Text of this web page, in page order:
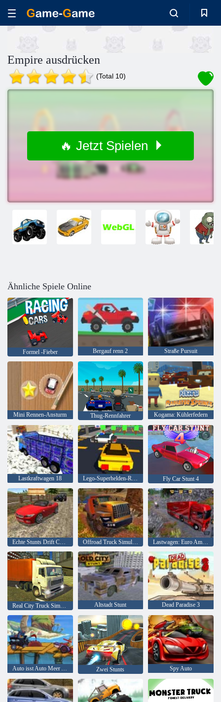
Empire ausdrücken
(Total 10)
🔥 Jetzt Spielen
Ähnliche Spiele Online
Formel -Fieber Bergauf renn 2 Straße Pursuit
Mini Rennen-Ansturm Thug-Rennfahrer Kogama: Kühlerfedern
Lastkraftwagen 18 Lego-Superhelden-Rennen Fly Car Stunt 4
Echte Stunts Drift Car Driving 3d Offroad Truck Simulator Hill Climb Lastwagen: Euro American Tour
Altstadt Stunt Dead Paradise 3
Auto isst Auto Meer Abenteuer Zwei Stunts Spy Auto